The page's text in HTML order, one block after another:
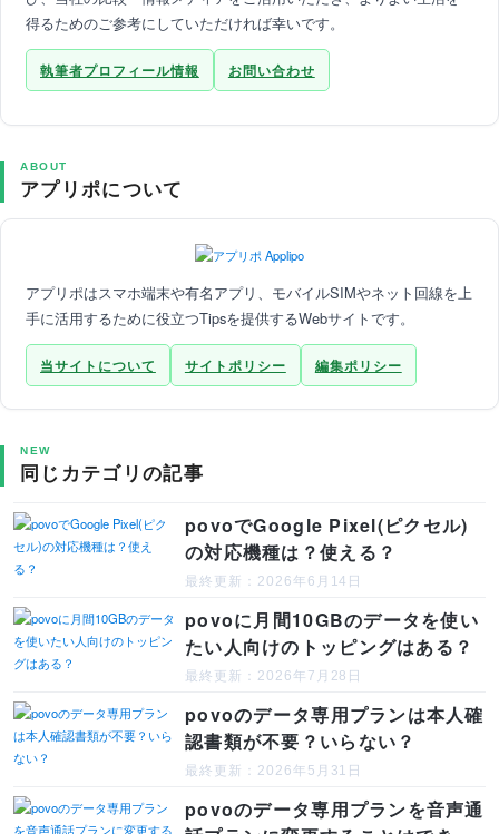
得るためのご参考にしていただければ幸いです。
執筆者プロフィール情報 お問い合わせ
ABOUT
アプリポについて
アプリポはスマホ端末や有名アプリ、モバイルSIMやネット回線を上
手に活用するために役立つTipsを提供するWebサイトです。
当サイトについて サイトポリシー 編集ポリシー
NEW
同じカテゴリの記事
povoでGoogle Pixel(ピクセル)
の対応機種は？使える？
最終更新：2026年6月14日
povoに月間10GBのデータを使い
たい人向けのトッピングはある？
最終更新：2026年7月28日
povoのデータ専用プランは本人確
認書類が不要？いらない？
最終更新：2026年5月31日
povoのデータ専用プランを音声通